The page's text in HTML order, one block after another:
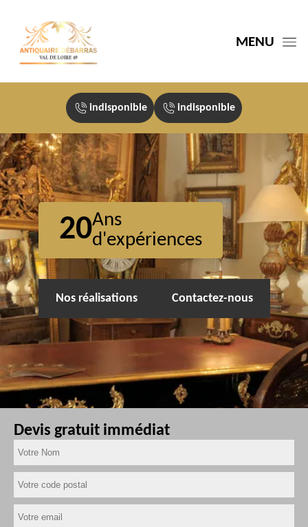
MENU
indisponible indisponible
20Ans
d'expériences
Nos réalisations Contactez-nous
Devis gratuit immédiat